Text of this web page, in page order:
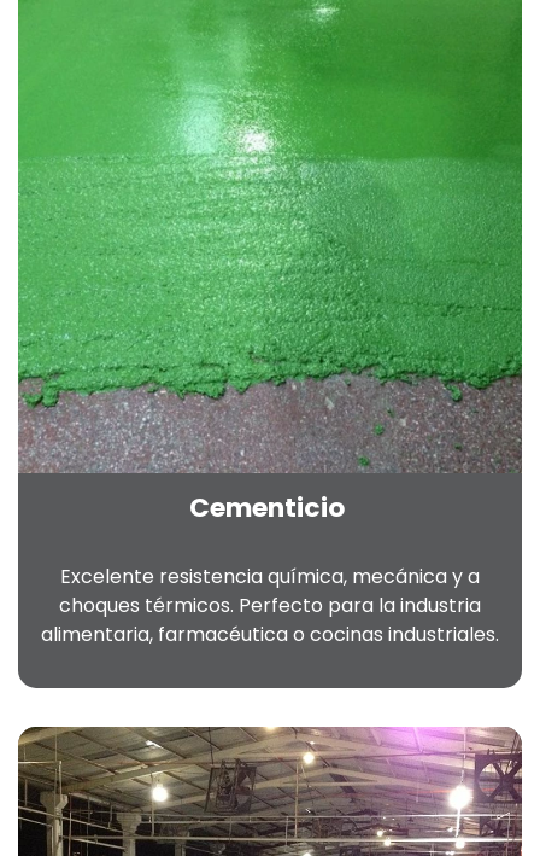
Cementicio
Excelente resistencia química, mecánica y a
choques térmicos. Perfecto para la industria
alimentaria, farmacéutica o cocinas industriales.